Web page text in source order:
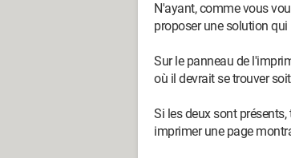
N'ayant, comme vous
proposer une solution
Sur le panneau de
où il devrait se trouver
Si les deux sont
imprimer une page